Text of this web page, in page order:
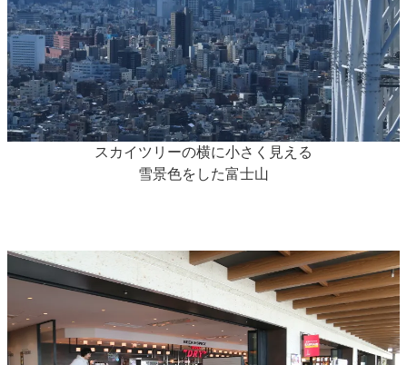
スカイツリーの横に小さく見える
雪景色をした富士山